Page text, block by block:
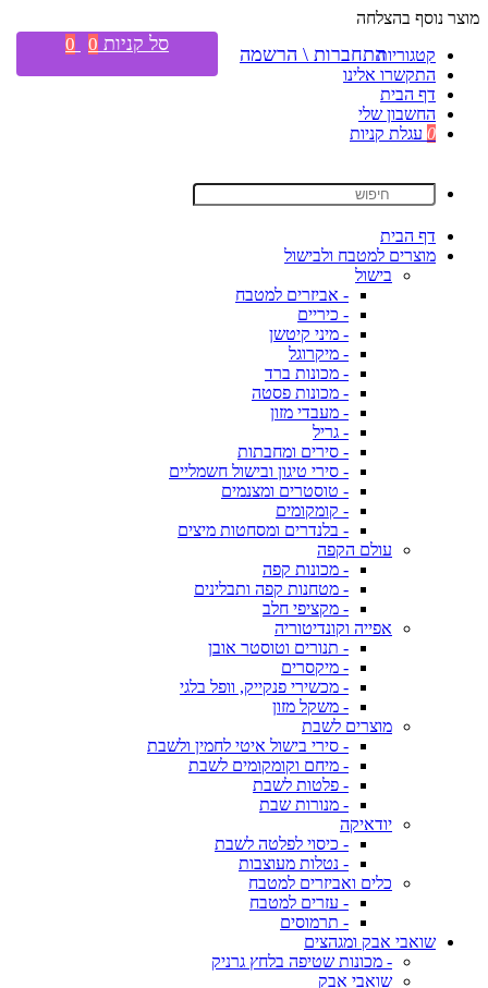
מוצר נוסף בהצלחה
קטגוריות
התקשרו אלינו
דף הבית
החשבון שלי
0 עגלת קניות
דף הבית
מוצרים למטבח ולבישול
בישול
- אביזרים למטבח
- כיריים
- מיני קיטשן
- מיקרוגל
- מכונות ברד
- מכונות פסטה
- מעבדי מזון
- גריל
- סירים ומחבתות
- סירי טיגון ובישול חשמליים
- טוסטרים ומצנמים
- קומקומים
- בלנדרים ומסחטות מיצים
עולם הקפה
- מכונות קפה
- מטחנות קפה ותבלינים
- מקציפי חלב
אפייה וקונדיטוריה
- תנורים וטוסטר אובן
- מיקסרים
- מכשירי פנקייק, וופל בלגי
- משקל מזון
מוצרים לשבת
- סירי בישול איטי לחמין ולשבת
- מיחם וקומקומים לשבת
- פלטות לשבת
- מנורות שבת
יודאיקה
- כיסוי לפלטה לשבת
- נטלות מעוצבות
כלים ואביזרים למטבח
- עזרים למטבח
- תרמוסים
שואבי אבק ומגהצים
- מכונות שטיפה בלחץ גרניק
שואבי אבק
התחברות \ הרשמה סל קניות 0
0